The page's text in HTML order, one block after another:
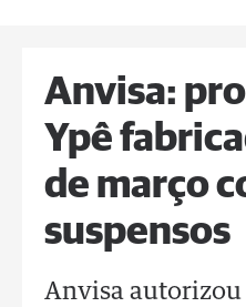
Anvisa:
Ypê
de março
suspensos
Anvisa autorizou